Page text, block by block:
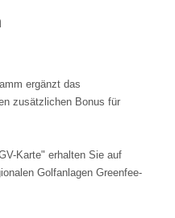
ergänzt das
zusätzlichen Bonus für
Karte" erhalten Sie auf
Golfanlagen Greenfee-